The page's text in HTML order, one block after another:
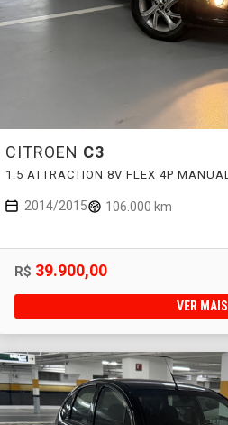
CITROEN C3
1.5 ATTRACTION 8V FLEX 4P MANUAL
2014/2015 106.000 km
R$ 39.900,00
VER MAIS